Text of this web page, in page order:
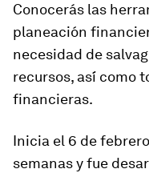
Conocerás las
planeación
necesidad de
recursos, así́ como
financieras.
Inicia el 6 de
semanas y fue